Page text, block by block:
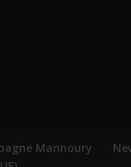
Mannoury